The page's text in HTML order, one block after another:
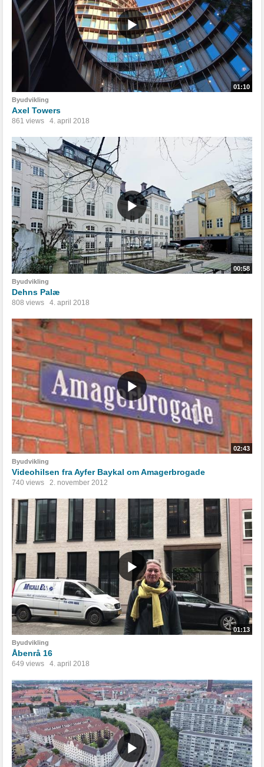
01:10
Byudvikling
Axel Towers
861 views 4. april 2018
00:58
Byudvikling
Dehns Palæ
808 views 4. april 2018
02:43
Byudvikling
Videohilsen fra Ayfer Baykal om Amagerbrogade
740 views 2. november 2012
01:13
Byudvikling
Åbenrå 16
649 views 4. april 2018